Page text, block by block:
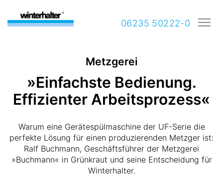
06235 50222-0
Metzgerei
»Einfachste Bedienung.
Effizienter Arbeitsprozess«
Warum eine Gerätespülmaschine der UF-Serie die
perfekte Lösung für einen produzierenden Metzger ist:
Ralf Buchmann, Geschäftsführer der Metzgerei
»Buchmann« in Grünkraut und seine Entscheidung für
Winterhalter.